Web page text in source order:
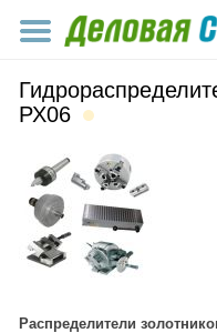
РХ06
Распределители